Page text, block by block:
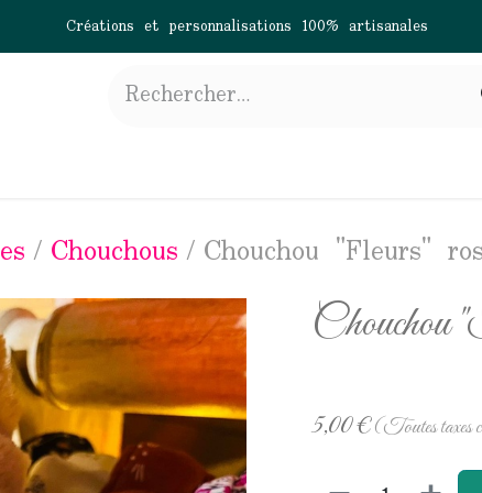
Créations et personnalisations 100% artisanales
Chouchous Chouchou "Fleurs"
Chouchou
5,00€(Toutes taxes